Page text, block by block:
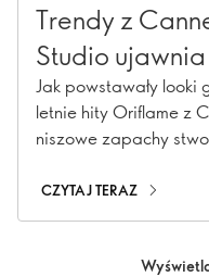
Trendy z
Studio
piękna gwiazd
Jak powstawały looki
letnie hity Oriflame z
niszowe zapachy
CZYTAJ TERAZ